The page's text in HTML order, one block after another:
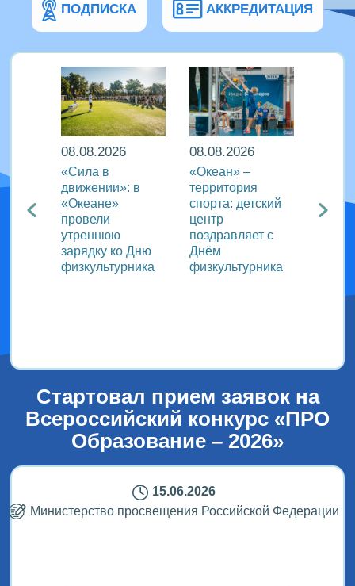
ПОДПИСКА АККРЕДИТАЦИЯ
с
08.08.2026
«Сила в
движении»: в
«Океане»
провели
утреннюю
зарядку ко Дню
физкультурника
08.08.2026
«Океан» –
территория
спорта: детский
центр
поздравляет с
Днём
физкультурника
Стартовал прием заявок на
Всероссийский конкурс «ПРО
Образование – 2026»
15.06.2026
Министерство просвещения Российской Федерации